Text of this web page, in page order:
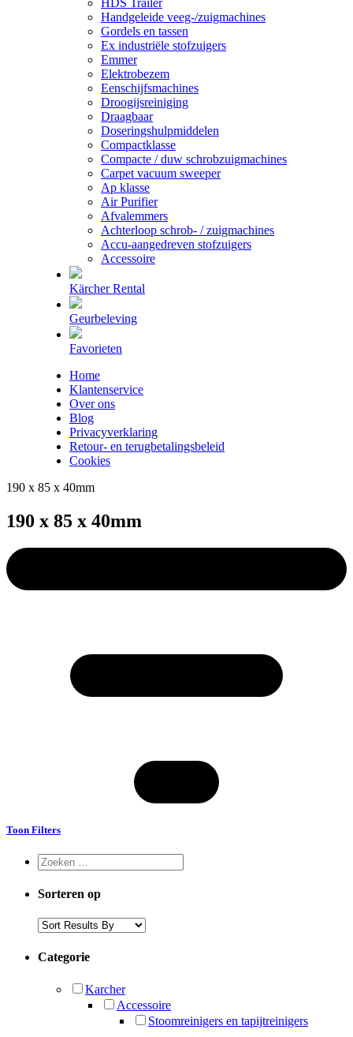
Handgeleide veeg-/zuigmachines
Gordels en tassen
Ex industriële stofzuigers
Emmer
Elektrobezem
Eenschijfsmachines
Droogijsreiniging
Draagbaar
Doseringshulpmiddelen
Compactklasse
Compacte / duw schrobzuigmachines
Carpet vacuum sweeper
Ap klasse
Air Purifier
Afvalemmers
Achterloop schrob- / zuigmachines
Accu-aangedreven stofzuigers
Accessoire
Kärcher Rental
Geurbeleving
Favorieten
Home
Klantenservice
Over ons
Blog
Privacyverklaring
Retour- en terugbetalingsbeleid
Cookies
190 x 85 x 40mm
190 x 85 x 40mm
Toon Filters
Sorteren op
Categorie
Karcher
Accessoire
Stoomreinigers en tapijtreinigers